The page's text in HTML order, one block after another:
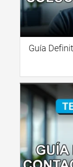
Guía